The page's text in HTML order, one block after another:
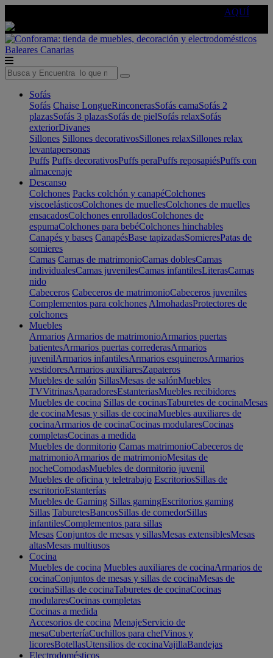
AQUÍ
Baleares Canarias
Sofás
Sofás Chaise LongueRinconerasSofás camaSofás 2
plazasSofás 3 plazasSofás de pielSofás relaxSofás
exteriorDivanes
Sillones Sillones decorativosSillones relaxSillones relax
levantapersonas
Puffs Puffs decorativosPuffs peraPuffs reposapiésPuffs con
almacenaje
Descanso
Colchones Packs colchón y canapéColchones
viscoelásticosColchones de muellesColchones de muelles
ensacadosColchones enrolladosColchones de
espumaColchones para bebéColchones hinchables
Canapés y bases CanapésBase tapizadasSomieresPatas de
somieres
Camas Camas de matrimonioCamas doblesCamas
individualesCamas juvenilesCamas infantilesLiterasCamas
nido
Cabeceros Cabeceros de matrimonioCabeceros juveniles
Complementos para colchones AlmohadasProtectores de
colchones
Muebles
Armarios Armarios de matrimonioArmarios puertas
batientesArmarios puertas correderasArmarios
juvenilArmarios infantilesArmarios esquinerosArmarios
vestidoresArmarios auxiliaresZapateros
Muebles de salón SillasMesas de salónMuebles
TVVitrinasAparadoresEstanteriasMuebles recibidores
Muebles de cocina Sillas de cocinasTaburetes de cocinaMesas
de cocinaMesas y sillas de cocinaMuebles auxiliares de
cocinaArmarios de cocinaCocinas modularesCocinas
completasCocinas a medida
Muebles de dormitorio Camas matrimonioCabeceros de
matrimonioArmarios de matrimonioMesitas de
nocheComodasMuebles de dormitorio juvenil
Muebles de oficina y teletrabajo EscritoriosSillas de
escritorioEstanterías
Muebles de Gaming Sillas gamingEscritorios gaming
Sillas TaburetesBancosSillas de comedorSillas
infantilesComplementos para sillas
Mesas Conjuntos de mesas y sillasMesas extensiblesMesas
altasMesas multiusos
Cocina
Muebles de cocina Muebles auxiliares de cocinaArmarios de
cocinaConjuntos de mesas y sillas de cocinaMesas de
cocinaSillas de cocinaTaburetes de cocinaCocinas
modularesCocinas completas
Cocinas a medida
Accesorios de cocina MenajeServicio de
mesaCuberteríaCuchillos para chefVinos y
licoresBotellasUtensilios de cocinaVajillaBandejas
Electrodomésticos